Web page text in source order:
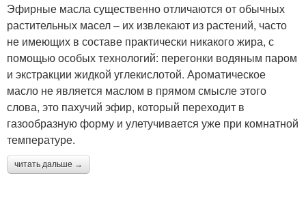
Эфирные масла существенно отличаются от обычных
растительных масел – их извлекают из растений, часто
не имеющих в составе практически никакого жира, с
помощью особых технологий: перегонки водяным паром
и экстракции жидкой углекислотой. Ароматическое
масло не является маслом в прямом смысле этого
слова, это пахучий эфир, который переходит в
газообразную форму и улетучивается уже при комнатной
температуре.
читать дальше →